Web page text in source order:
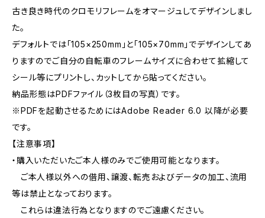
古き良き時代のクロモリフレームをオマージュしてデザインしまし
た。
デフォルトでは「105×250mm」と「105×70mm」でデザインしてあ
りますのでご自分の自転車のフレームサイズに合わせて拡縮して
シール等にプリントし、カットしてから貼ってください。
納品形態はPDFファイル（3枚目の写真）です。
※PDFを起動させるためにはAdobe Reader 6.0 以降が必要
です。
【注意事項】
・購入いただいたご本人様のみでご使用可能となります。
ご本人様以外への借用、譲渡、転売およびデータの加工、流用
等は禁止となっております。
これらは違法行為となりますのでご遠慮ください。